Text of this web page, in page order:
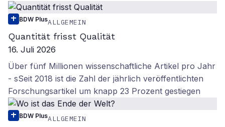
BDW PlusALLGEMEIN
Quantität frisst Qualität
16. Juli 2026
Über fünf Millionen wissenschaftliche Artikel pro Jahr
- sSeit 2018 ist die Zahl der jährlich veröffentlichten
Forschungsartikel um knapp 23 Prozent gestiegen
BDW PlusALLGEMEIN